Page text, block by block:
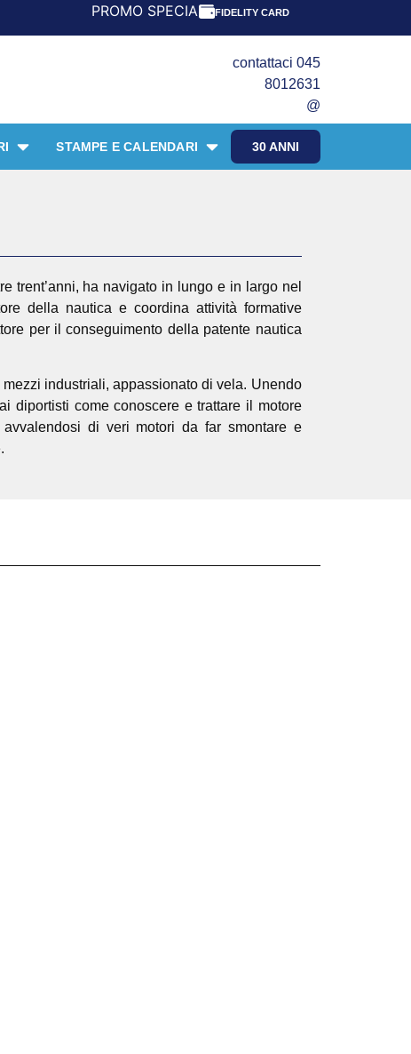
PROMO SPECIALE LIBRI PER I 30 ANNI DEL
FIDELITY CARD
contattaci 045
8012631
@
30 ANNI
STAMPE E CALENDARI
trent’anni, ha navigato in lungo e in largo nel
della nautica e coordina attività formative
per il conseguimento della patente nautica
industriali, appassionato di vela. Unendo
diportisti come conoscere e trattare il motore
di veri motori da far smontare e